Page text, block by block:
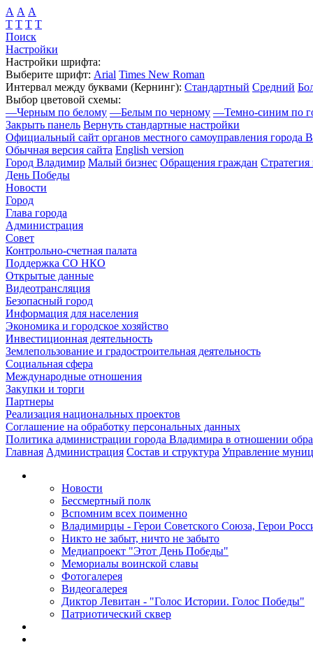
А А А
Т Т Т Т
Поиск
Настройки
Настройки шрифта:
Выберите шрифт: Arial Times New Roman
Интервал между буквами (Кернинг): Стандартный Средний
Выбор цветовой схемы:
—Черным по белому —Белым по черному —Темно-синим по
Закрыть панель Вернуть стандартные настройки
Официальный сайт органов местного самоуправления города
Обычная версия сайта English version
Город Владимир Малый бизнес Обращения граждан Стратегия
День Победы
Новости
Город
Глава города
Администрация
Совет
Контрольно-счетная палата
Поддержка СО НКО
Открытые данные
Видеотрансляция
Безопасный город
Информация для населения
Экономика и городское хозяйство
Инвестиционная деятельность
Землепользование и градостроительная деятельность
Социальная сфера
Международные отношения
Закупки и торги
Партнеры
Реализация национальных проектов
Соглашение на обработку персональных данных
Политика администрации города Владимира в отношении
Главная Администрация Состав и структура Управление
Новости
Бессмертный полк
Вспомним всех поименно
Владимирцы - Герои Советского Союза, Герои
Никто не забыт, ничто не забыто
Медиапроект "Этот День Победы"
Мемориалы воинской славы
Фотогалерея
Видеогалерея
Диктор Левитан - "Голос Истории. Голос Победы"
Патриотический сквер